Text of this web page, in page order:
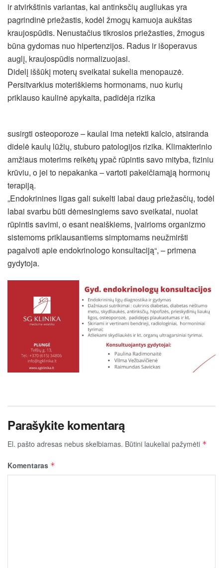
ir atvirkštinis variantas, kai antinksčių augliukas yra
pagrindinė priežastis, kodėl žmogų kamuoja aukštas
kraujospūdis. Nenustačius tikrosios priežasties, žmogus
būna gydomas nuo hipertenzijos. Radus ir išoperavus
auglį, kraujospūdis normalizuojasi.
Didelį iššūkį moterų sveikatai sukelia menopauzė.
Persitvarkius moteriškiems hormonams, nuo kurių
priklauso kaulinė apykaita, padidėja rizika
susirgti osteoporoze – kaulai ima netekti kalcio, atsiranda
didelė kaulų lūžių, stuburo patologijos rizika. Klimakterinio
amžiaus moterims reikėtų ypač rūpintis savo mityba, fiziniu
krūviu, o jei to nepakanka – vartoti pakeičiamąją hormonų
terapiją.
„Endokrinines ligas gali sukelti labai daug priežasčių, todėl
labai svarbu būti dėmesingiems savo sveikatai, nuolat
rūpintis savimi, o esant neaiškiems, įvairioms organizmo
sistemoms priklausantiems simptomams neužmiršti
pagalvoti apie endokrinologo konsultaciją“, – primena
gydytoja.
Parašykite komentarą
El. pašto adresas nebus skelbiamas. Būtini laukeliai pažymėti *
Komentaras *